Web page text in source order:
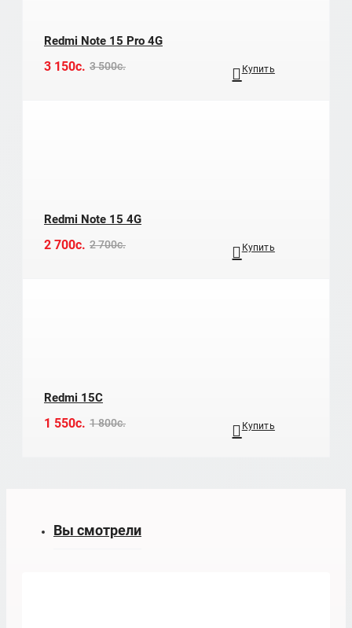
Redmi Note 15 Pro 4G
3 150c. 3 500c. Купить
Redmi Note 15 4G
2 700c. 2 700c. Купить
Redmi 15C
1 550c. 1 800c. Купить
Вы смотрели